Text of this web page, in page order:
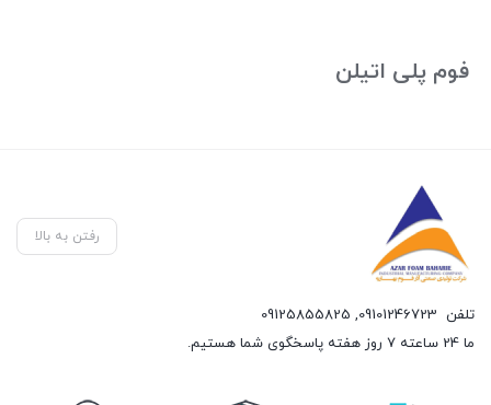
فوم پلی اتیلن
رفتن به بالا
تلفن 09101246723
,
09125855825
ما 24 ساعته 7 روز هفته پاسخگوی شما هستیم.